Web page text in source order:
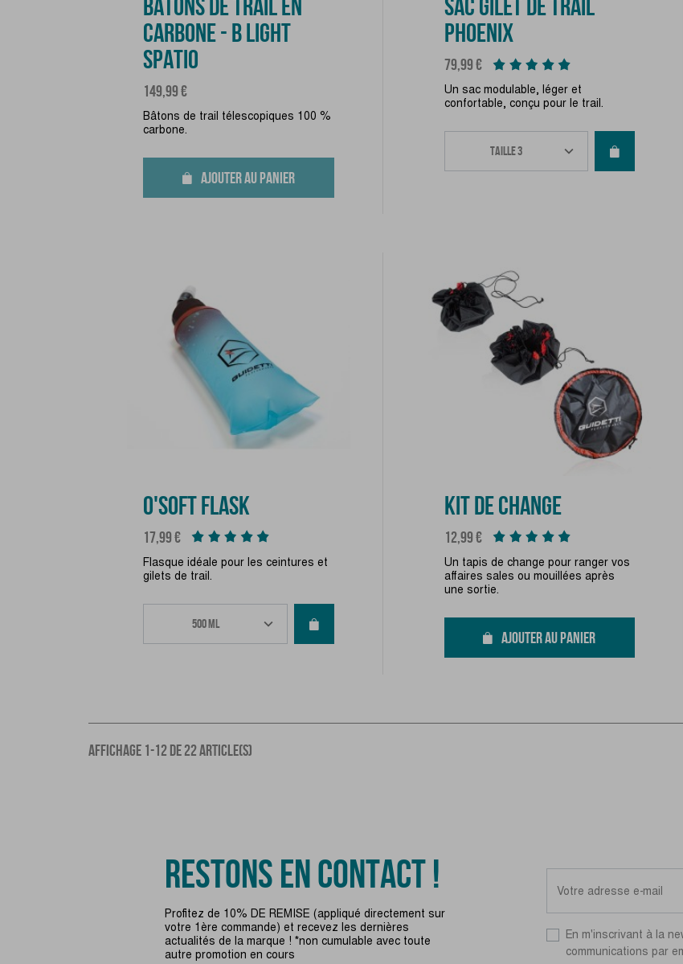
BÂTONS DE TRAIL EN
CARBONE - B LIGHT
SPATIO
Prix
149,99 €
Bâtons de trail télescopiques 100 %
carbone.
AJOUTER AU PANIER
SAC GILET DE TRAIL
PHOENIX
Prix
79,99 €
Un sac modulable, léger et
confortable, conçu pour le trail.
O'SOFT FLASK
Prix
17,99 €
Flasque idéale pour les ceintures et
gilets de trail.
KIT DE CHANGE
Prix
12,99 €
Un tapis de change pour ranger vos
affaires sales ou mouillées après
une sortie.
AJOUTER AU PANIER
AFFICHAGE 1-12 DE 22 ARTICLE(S)
RESTONS EN CONTACT !
Profitez de 10% DE REMISE (appliqué directement sur
votre 1ère commande) et recevez les dernières
actualités de la marque ! *non cumulable avec toute
autre promotion en cours
En m'inscrivant à la
communications par